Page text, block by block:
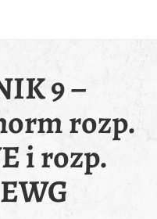
9 –
rozp.
i rozp.